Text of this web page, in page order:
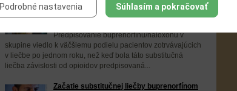
buprenorfínom/naloxonom môže zlepšiť
dodržiavanie substitučnej liečby závislosti
Predpisovanie buprenorfínu/naloxonu v
skupine viedlo k väčšiemu podielu pacientov zotrvávajúcich
v liečbe po jednom roku, než keď bola táto substitučná
liečba závislosti od opioidov predpisovaná...
Začatie substitučnej liečby buprenorfínom
Podrobné nastavenia Súhlasím a pokračovať